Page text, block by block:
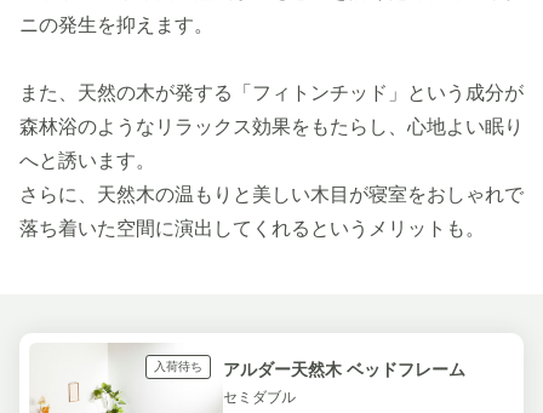
ニの発生を抑えます。
また、天然の木が発する「フィトンチッド」という成分が
森林浴のようなリラックス効果をもたらし、心地よい眠り
へと誘います。
さらに、天然木の温もりと美しい木目が寝室をおしゃれで
落ち着いた空間に演出してくれるというメリットも。
入荷待ち アルダー天然木 ベッドフレーム
セミダブル